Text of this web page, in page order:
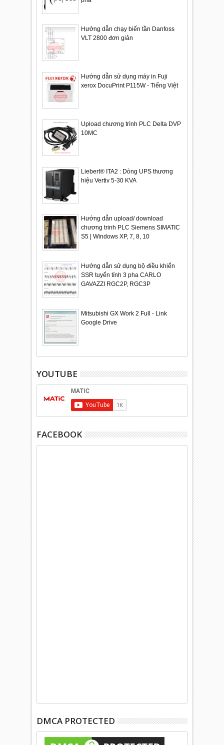
Hướng dẫn chạy biến tần Danfoss
VLT 2800 đơn giản
Hướng dẫn sử dụng máy in Fuji
xerox DocuPrint P115W - Tiếng Việt
Upload chương trình PLC Delta DVP
10MC
Liebert® ITA2 : Dòng UPS thương
hiệu Vertiv 5-30 KVA
Hướng dẫn upload/ download
chương trinh PLC Siemens SIMATIC
S5 | Windows XP, 7, 8, 10
Hướng dẫn sử dụng bộ điều khiển
SSR tuyến tính 3 pha CARLO
GAVAZZI RGC2P, RGC3P
Mitsubishi GX Work 2 Full - Link
Google Drive
YOUTUBE
FACEBOOK
DMCA PROTECTED